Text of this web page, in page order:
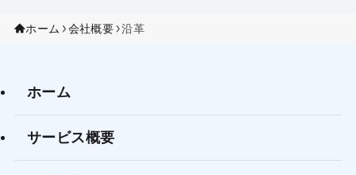
ホーム 会社概要 沿革
ホーム
サービス概要